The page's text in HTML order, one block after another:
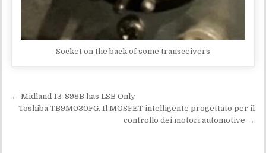
Socket on the back of some transceivers
Navigazione articoli
← Midland 13-898B has LSB Only
Toshiba TB9M030FG. Il MOSFET intelligente progettato per il
controllo dei motori automotive →